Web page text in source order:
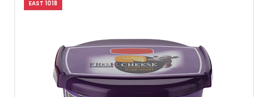
EAST 1018